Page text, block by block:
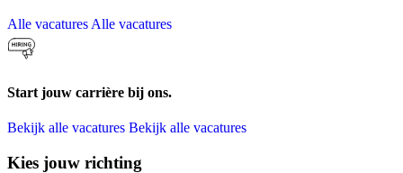
Alle vacatures Alle vacatures
Start jouw carrière bij ons.
Bekijk alle vacatures Bekijk alle vacatures
Kies jouw richting